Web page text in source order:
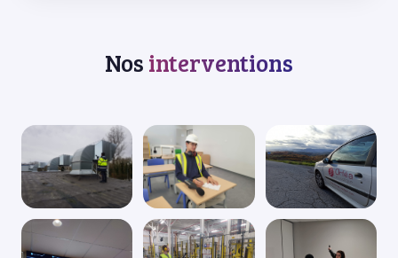
Nosinterventions